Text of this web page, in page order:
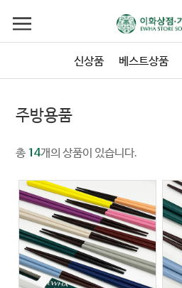
신상품 베스트상품
주방용품
총 14개의 상품이 있습니다.